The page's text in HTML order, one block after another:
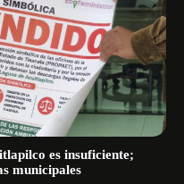
es insuficiente;
municipales